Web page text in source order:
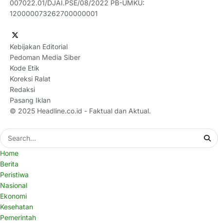
007022.01/DJAI.PSE/08/2022 PB-UMKU:
120000073262700000001
Kebijakan Editorial
Pedoman Media Siber
Kode Etik
Koreksi Ralat
Redaksi
Pasang Iklan
© 2025 Headline.co.id - Faktual dan Aktual.
Home
Berita
Peristiwa
Nasional
Ekonomi
Kesehatan
Pemerintah